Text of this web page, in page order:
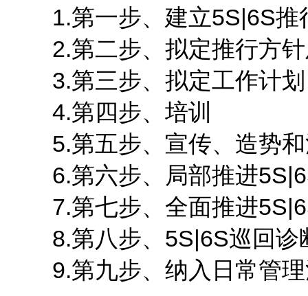
1.第一步、建立5S|6S推
2.第二步、拟定推行方针
3.第三步、拟定工作计划
4.第四步、培训
5.第五步、宣传、造势和
6.第六步、局部推进
7.第七步、全面推进
8.第八步、5S|6S巡回诊
9.第九步、纳入日常管理